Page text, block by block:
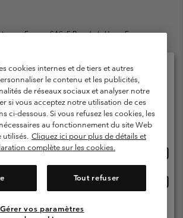
Europe SAS. 5 Rue de la Haye, Espace
de confidentialité
Membres
- Contenu généré par l'utilisateur
Impressum
cookies internes et de tiers et autres
le contenu et les publicités,
de réseaux sociaux et analyser notre
si vous acceptez notre utilisation de ces
ci-dessous. Si vous refusez les cookies, les
au fonctionnement du site Web
utilisés. Cliquez ici pour plus de détails et
complète sur les cookies.
Tout refuser
Gérer vos paramètres
votre pays d’expédition et
votre langue
Achats en ligne disponibles
ligne
Voir Tous Les Pays